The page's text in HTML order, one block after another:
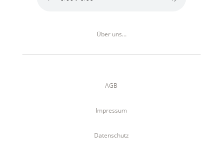
Über uns…
AGB
Impressum
Datenschutz